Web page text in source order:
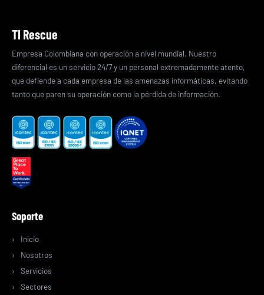
TI Rescue
Empresa Colombiana con operación a nivel mundial. Nuestro
diferencial es un servicio 24/7 y un personal extremadamente atento,
que defiende a cada empresa de las amenazas informáticas, evitando
tanto que paren su operación como la pérdida de información.
Soporte
Inicio
Nosotros
Servicios
Sectores